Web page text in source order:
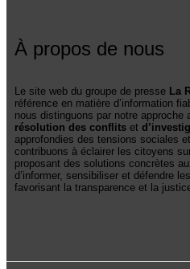
À propos de nous
Le site web du groupe de presse La
référence en matière d’information
nous distinguons par notre approche
résolution des conflits et
approfondies des tensions sociales
contribuons à éclairer les citoyens
proposant des solutions concrètes
d’informer, sensibiliser et défendre
favorisant la transparence et la